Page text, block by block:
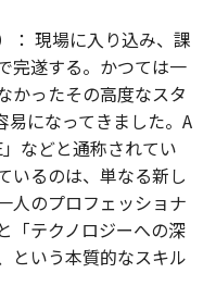
： 現場に入り込み、課
完遂する。かつては一
かったその高度なスタ
易になってきました。A
などと通称されてい
いるのは、単なる新し
人のプロフェッショナ
「テクノロジーへの深
という本質的なスキル